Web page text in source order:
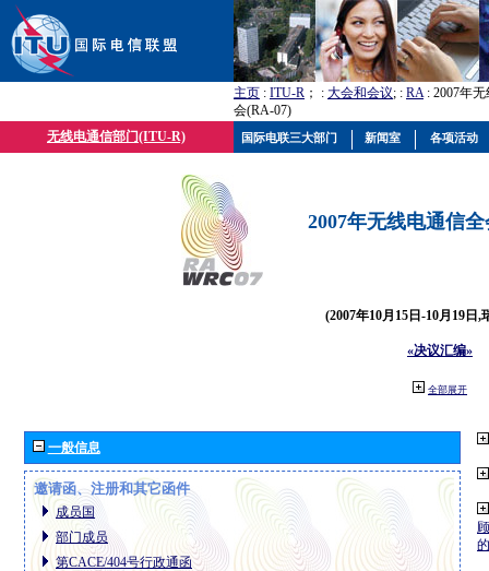
主页 : ITU-R ； : 大会和会议; : RA: 2007年
会(RA-07)
无线电通信部门(ITU-R)
2007年无线电通信
(2007年10月15日-10月19日,
«决议汇编»
全部展开
一般信息
邀请函、注册和其它函件
成员国
部门成员
第CACE/404号行政通函
国际电联三大部门 新闻室 各项活动